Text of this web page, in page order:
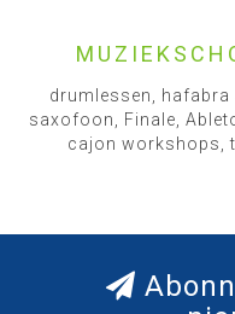
drumlessen, hafabra
saxofoon, Finale,
cajon workshops,